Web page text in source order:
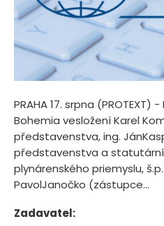
PRAHA 17. srpna
Bohemia vesložení Karel
představenstva, ing.
představenstva a
plynárenského priemyslu,
PavolJanočko (zástupce...
Zadavatel: